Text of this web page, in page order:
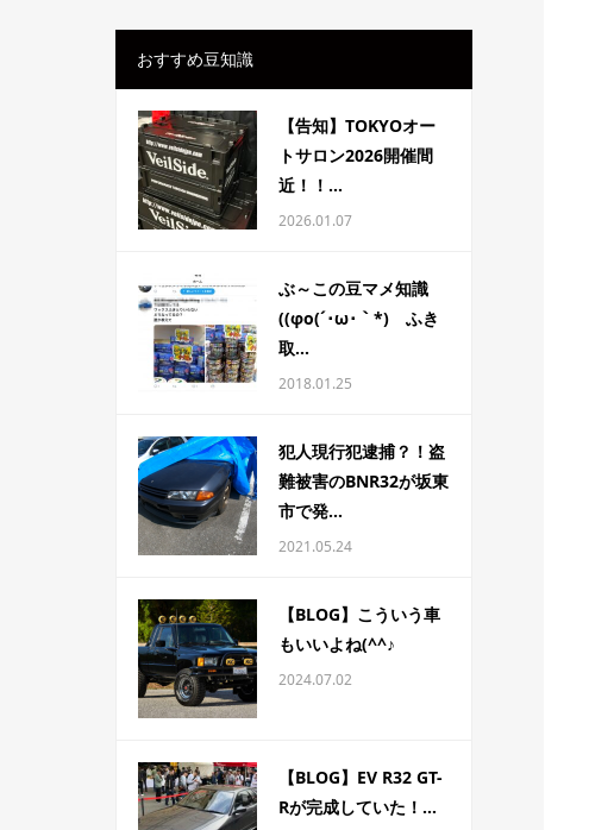
おすすめ豆知識
【告知】TOKYOオー
トサロン2026開催間
近！！...
2026.01.07
ぶ～この豆マメ知識
((φo(´･ω･｀*) ふき
取...
2018.01.25
犯人現行犯逮捕？！盗
難被害のBNR32が坂東
市で発...
2021.05.24
【BLOG】こういう車
もいいよね(^^♪
2024.07.02
【BLOG】EV R32 GT-
Rが完成していた！...